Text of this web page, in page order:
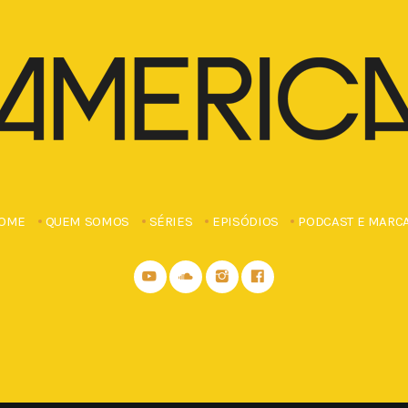
QUEM SOMOS SÉRIES EPISÓDIOS PODCAST E